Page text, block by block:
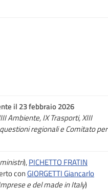
il 23 febbraio 2026
Ambiente, IX Trasporti, XIII
regionali e Comitato per
),PICHETTO FRATIN
conGIORGETTI Giancarlo
e del made in Italy)